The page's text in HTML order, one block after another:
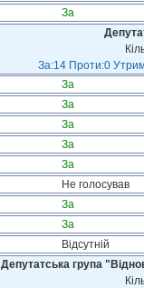
За
За:14 Проти:0
За
За
За
За
За
Не голосував
За
За
Відсутній
Депутатська група